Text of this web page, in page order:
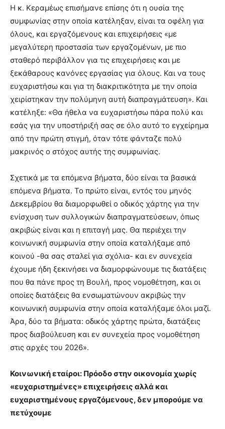
Η κ. Κεραμέως επισήμανε επίσης ότι η ουσία της
συμφωνίας στην οποία κατέληξαν, είναι τα οφέλη για
όλους, και εργαζόμενους και επιχειρήσεις «με
μεγαλύτερη προστασία των εργαζομένων, με πιο
σταθερό περιβάλλον για τις επιχειρήσεις και με
ξεκάθαρους κανόνες εργασίας για όλους. Και να τους
ευχαριστήσω και για τη διακριτικότητα με την οποία
χειρίστηκαν την πολύμηνη αυτή διαπραγμάτευση». Και
κατέληξε: «Θα ήθελα να ευχαριστήσω πάρα πολύ και
εσάς για την υποστήριξή σας σε όλο αυτό το εγχείρημα
από την πρώτη στιγμή, όταν τότε φάνταζε πολύ
μακρινός ο στόχος αυτής της συμφωνίας.
Σχετικά με τα επόμενα βήματα, δύο είναι τα βασικά
επόμενα βήματα. Το πρώτο είναι, εντός του μηνός
Δεκεμβρίου θα διαμορφωθεί ο οδικός χάρτης για την
ενίσχυση των συλλογικών διαπραγματεύσεων, όπως
ακριβώς είναι και η επιταγή μας. Θα περιέχει την
κοινωνική συμφωνία στην οποία καταλήξαμε από
κοινού -θα σας σταλεί για σχόλια- και εν συνεχεία
έχουμε ήδη ξεκινήσει να διαμορφώνουμε τις διατάξεις
που θα πάνε προς τη Βουλή, προς νομοθέτηση, και οι
οποίες διατάξεις θα ενσωματώνουν ακριβώς την
κοινωνική συμφωνία στην οποία καταλήξαμε όλοι μαζί.
Άρα, δύο τα βήματα: οδικός χάρτης πρώτα, διατάξεις
προς διαβούλευση και εν συνεχεία προς νομοθέτηση
στις αρχές του 2026».
Κοινωνική εταίροι: Πρόοδο στην οικονομία χωρίς
«ευχαριστημένες» επιχειρήσεις αλλά και
ευχαριστημένους εργαζόμενους, δεν μπορούμε να
πετύχουμε